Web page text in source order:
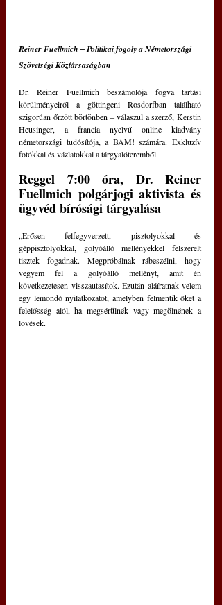
Reiner Fuellmich ‒ Politikai fogoly a Németországi
Szövetségi Köztársaságban
Dr. Reiner Fuellmich beszámolója fogva tartási
körülményeiről a göttingeni Rosdorfban található
szigorúan őrzött börtönben ‒ válaszul a szerző, Kerstin
Heusinger, a francia nyelvű online kiadvány
németországi tudósítója, a BAM! számára. Exkluzív
fotókkal és vázlatokkal a tárgyalóteremből.
Reggel 7:00 óra, Dr. Reiner
Fuellmich polgárjogi aktivista és
ügyvéd bírósági tárgyalása
„Erősen felfegyverzett, pisztolyokkal és
géppisztolyokkal, golyóálló mellényekkel felszerelt
tisztek fogadnak. Megpróbálnak rábeszélni, hogy
vegyem fel a golyóálló mellényt, amit én
következetesen visszautasítok. Ezután aláíratnak velem
egy lemondó nyilatkozatot, amelyben felmentik őket a
felelősség alól, ha megsérülnék vagy megölnének a
lövések.